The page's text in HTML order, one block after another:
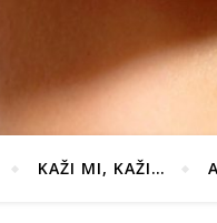
KAŽI MI, KAŽI…